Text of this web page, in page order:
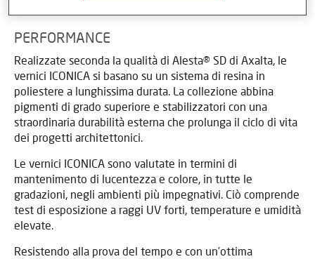
PERFORMANCE
Realizzate seconda la qualità di Alesta® SD di Axalta, le
vernici ICONICA si basano su un sistema di resina in
poliestere a lunghissima durata. La collezione abbina
pigmenti di grado superiore e stabilizzatori con una
straordinaria durabilità esterna che prolunga il ciclo di vita
dei progetti architettonici.
Le vernici ICONICA sono valutate in termini di
mantenimento di lucentezza e colore, in tutte le
gradazioni, negli ambienti più impegnativi. Ciò comprende
test di esposizione a raggi UV forti, temperature e umidità
elevate.
Resistendo alla prova del tempo e con un’ottima